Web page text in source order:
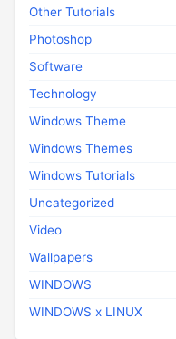
Other Tutorials
Photoshop
Software
Technology
Windows Theme
Windows Themes
Windows Tutorials
Uncategorized
Video
Wallpapers
WINDOWS
WINDOWS x LINUX